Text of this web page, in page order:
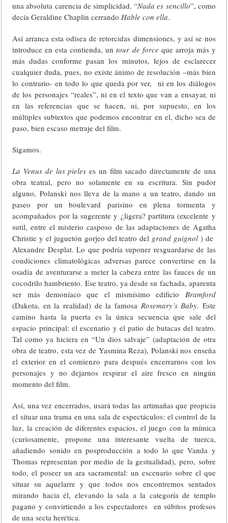
una absoluta carencia de simplicidad. “Nada es sencillo”, como
decía Geraldine Chaplin cerrandoHable con ella.
Así arranca esta odisea de retorcidas dimensiones, y así se nos
introduce en esta contienda, untour de force que arroja más y
más dudas conforme pasan los minutos, lejos de esclarecer
cualquier duda, pues, no existe ánimo de resolución –más bien
lo contrario- en todo lo que queda por ver, ni en los diálogos
de los personajes “reales”, ni en el texto que van a ensayar, ni
en las referencias que se hacen, ni, por supuesto, en los
múltiples subtextos que podemos encontrar en el, dicho sea de
paso, bien escaso metraje del film.
Sigamos.
La Venus de las pieles es un film sacado directamente de una
obra teatral, pero no solamente en su escritura. Sin pudor
alguno, Polanski nos lleva de la mano a un teatro, dando un
paseo por un boulevard parisino en plena tormenta y
acompañados por la sugerente y ¿ligera? partitura (excelente y
sutil, entre el misterio casposo de las adaptaciones de Agatha
Christie y el juguetón gorjeo del teatro del grand guignol ) de
Alexandre Desplat. Lo que podría suponer resguardarse de las
condiciones climatológicas adversas parece convertirse en la
osadía de aventurarse a meter la cabeza entre las fauces de un
cocodrilo hambriento. Ese teatro, ya desde su fachada, aparenta
ser más demoníaco que el mismísimo edificio Bramford
(Dakota, en la realidad) de la famosa Rosemary’s Baby. Este
camino hasta la puerta es la única secuencia que sale del
espacio principal: el escenario y el patio de butacas del teatro.
Tal como ya hiciera en “Un dios salvaje” (adaptación de otra
obra de teatro, esta vez de Yasmina Reza), Polanski nos enseña
el exterior en el comienzo para después encerrarnos con los
personajes y no dejarnos respirar el aire fresco en ningún
momento del film.
Así, una vez encerrados, usará todas las artimañas que propicia
el situar una trama en una sala de espectáculos: el control de la
luz, la creación de diferentes espacios, el juego con la mímica
(curiosamente, propone una interesante vuelta de tuerca,
añadiendo sonido en posproducción a todo lo que Vanda y
Thomas representan por medio de la gestualidad), pero, sobre
todo, el poseer un ara sacramental: un escenario sobre el que
situar su aquelarre y que todos nos encontremos sentados
mirando hacia él, elevando la sala a la categoría de templo
pagano y convirtiendo a los espectadores en súbitos profesos
de una secta herética.